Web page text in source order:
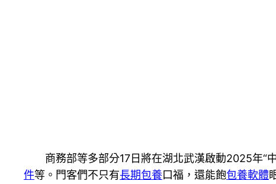
商務部等多部分17日將在湖北武漢啟動2025年“
件等。門客們不只有長期包養口福，還能飽包養軟體